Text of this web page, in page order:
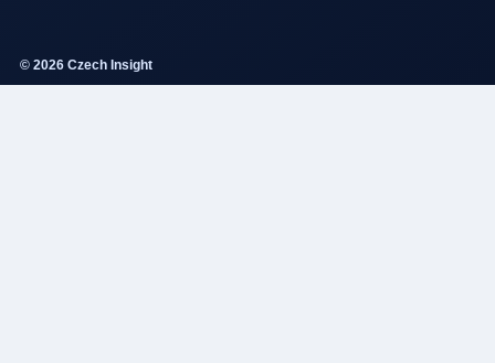
© 2026 Czech Insight